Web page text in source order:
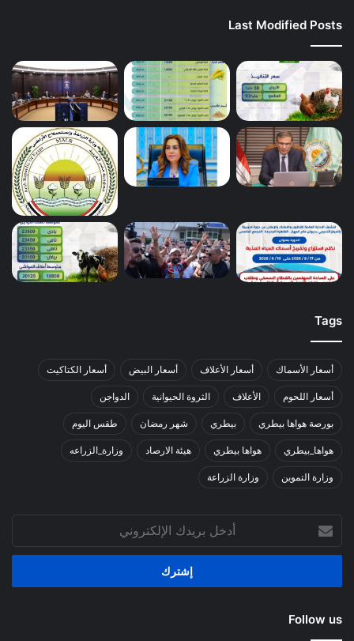
Last Modified Posts
Tags
أسعار الأسماك أسعار الأعلاف أسعار البيض أسعار الكتاكيت
أسعار اللحوم الأعلاف الثروة الحيوانية الدواجن
بورصة هواها بيطري بيطري شهر رمضان طقس اليوم
هواها_بيطري هواها بيطري هيئة الارصاد وزارة_الزراعه
وزارة التموين وزارة الزراعة
بريدك
الإلكتروني
Follow us